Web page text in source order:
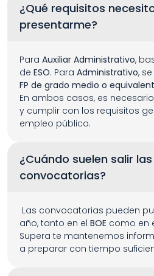
¿Qué requisitos
presentarme?
Para Auxiliar Administrativo,
de ESO. Para Administrativo,
FP de grado medio o
En ambos casos, es
y cumplir con los requisitos
empleo público.
¿Cuándo suelen salir las
convocatorias?
año, tanto en el BOE como en
Supera te mantenemos
a preparar con tiempo